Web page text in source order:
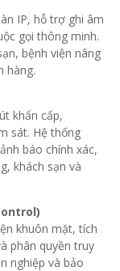
IP, hỗ trợ ghi âm
gọi thông minh.
bệnh viện nâng
hàng.
khẩn cấp,
sát. Hệ thống
báo chính xác,
khách sạn và
khuôn mặt, tích
phân quyền truy
nghiệp và bảo